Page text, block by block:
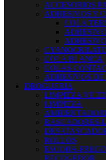
ACCESORIOS
ADHESIVOS Y
COLA
COLA BLANCA
COLAS
ADHESIVOS DE
DROGUERIA
LIMPIEZA
LIMPIEZA
RASCADORES-
ROLLOS
ESCOBA-
RECOGEDOR